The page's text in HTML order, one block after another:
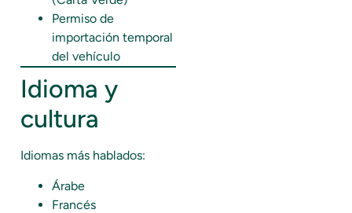
Permiso de
importación temporal
del vehículo
Idioma y
cultura
Idiomas más hablados:
Árabe
Francés